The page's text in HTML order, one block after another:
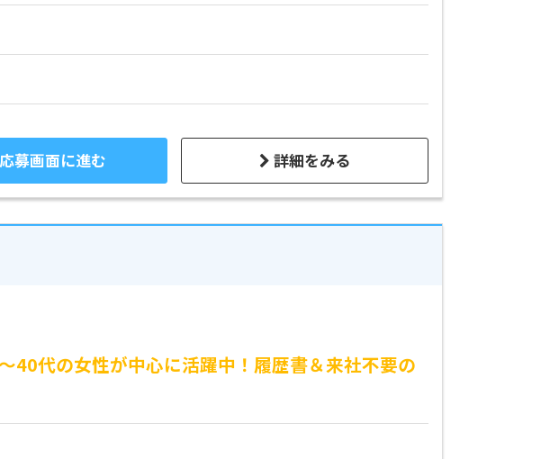
詳細をみる
募画面に進む
代の女性が中心に活躍中！履歴書＆来社不要の